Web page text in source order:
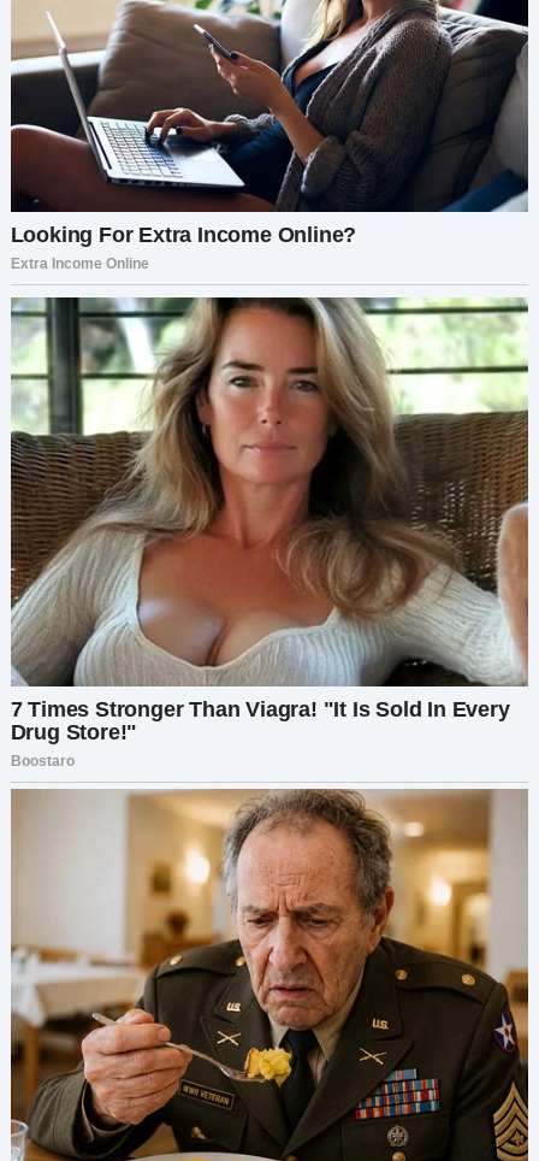
заставив мою кожу покрыться мурашками.
Все головы повернулись. В дверях стояла
маленькая девочка лет восьми-девяти, её
хрупкая фигура резко выделялась на фоне
величественного зала. В руках она держала
потрёпанного плюшевого зайца, её косички
были растрёпаны, словно она бежала сюда
много километров.
«Вот ты где!» — пробормотала она себе под нос.
Она начала бежать к нам, её кроссовки громко
скрипели по отполированному полу. У меня в
животе закрутилось что-то странное,
необъяснимое. Что-то в её лице и глазах
заставило меня насторожиться.
Рядом со мной Лёша напрягся, и его хватка на
моей руке ослабла.
«О нет», — едва слышно прошептал он.
Девочка остановилась в нескольких шагах от
нас. Её голос, хотя и дрожал, прозвучал громко
и чётко, когда она посмотрела на Лёшу и
«Папа, ты собираешься поступить с ней так же,
как поступил с мамой?»
В церкви раздался коллективный вздох. Я
почувствовала, как рука Лёши в моей ладони
похолодела, его дыхание сбилось, отражая
скрытый ужас.
«Папа??» Это слово прозвучало как пощёчина. Я
повернулась к Лёше, пытаясь найти ответы на